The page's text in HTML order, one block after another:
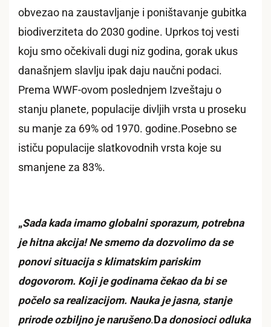
obvezao na zaustavljanje i poništavanje gubitka
biodiverziteta do 2030 godine. Uprkos toj vesti
koju smo očekivali dugi niz godina, gorak ukus
današnjem slavlju ipak daju naučni podaci.
Prema WWF-ovom poslednjem Izveštaju o
stanju planete, populacije divljih vrsta u proseku
su manje za 69% od 1970. godine.Posebno se
ističu populacije slatkovodnih vrsta koje su
smanjene za 83%.
„Sada kada imamo globalni sporazum, potrebna
je hitna akcija! Ne smemo da dozvolimo da se
ponovi situacija s klimatskim pariskim
dogovorom. Koji je godinama čekao da bi se
počelo sa realizacijom. Nauka je jasna, stanje
prirode ozbiljno je narušeno.Da donosioci odluka